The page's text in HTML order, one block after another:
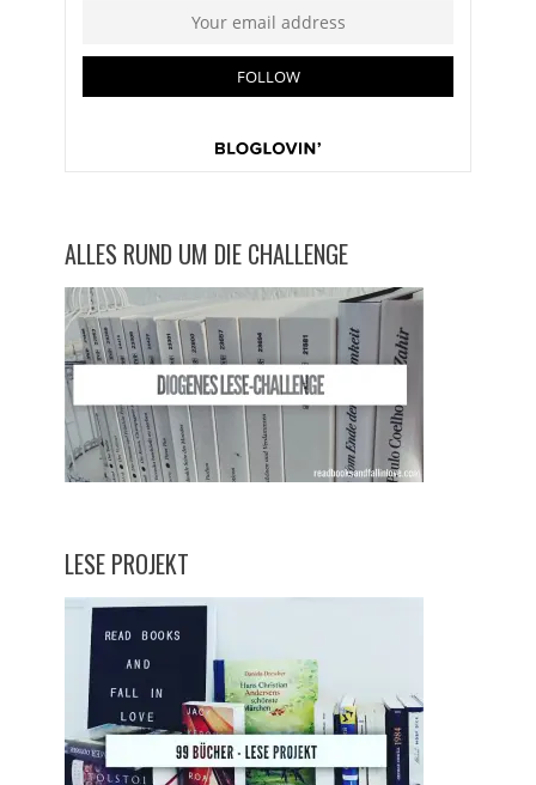
ALLES RUND UM DIE CHALLENGE
LESE PROJEKT